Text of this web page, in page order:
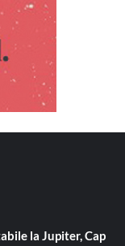
la Jupiter, Cap